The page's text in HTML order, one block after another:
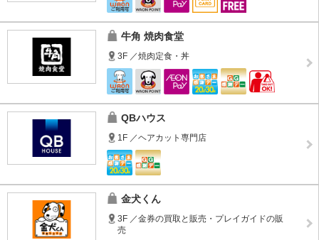
牛角 焼肉食堂
3F ／焼肉定食・丼
QBハウス
1F ／ヘアカット専門店
金犬くん
3F ／金券の買取と販売・プレイガイドの販
売